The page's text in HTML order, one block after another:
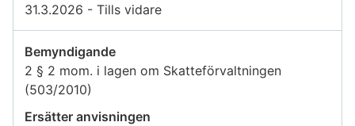
31.3.2026 - Tills vidare
Bemyndigande
2 § 2 mom. i lagen om Skatteförvaltningen
(503/2010)
Ersätter anvisningen